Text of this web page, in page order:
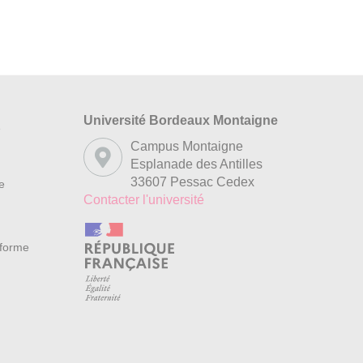
Université Bordeaux Montaigne
Campus Montaigne
Esplanade des Antilles
33607 Pessac Cedex
Contacter l'université